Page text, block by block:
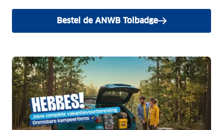
Bestel de ANWB Tolbadge